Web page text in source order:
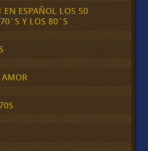
ESPAÑOL LOS 50
Y LOS 80´S